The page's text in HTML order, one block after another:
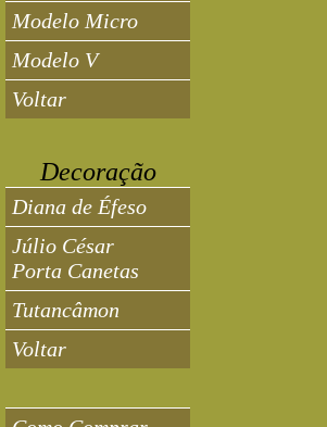
Modelo Micro
Modelo V
Voltar
Decoração
Diana de Éfeso
Júlio César
Porta Canetas
Tutancâmon
Voltar